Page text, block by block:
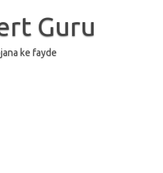
Guru
ke fayde